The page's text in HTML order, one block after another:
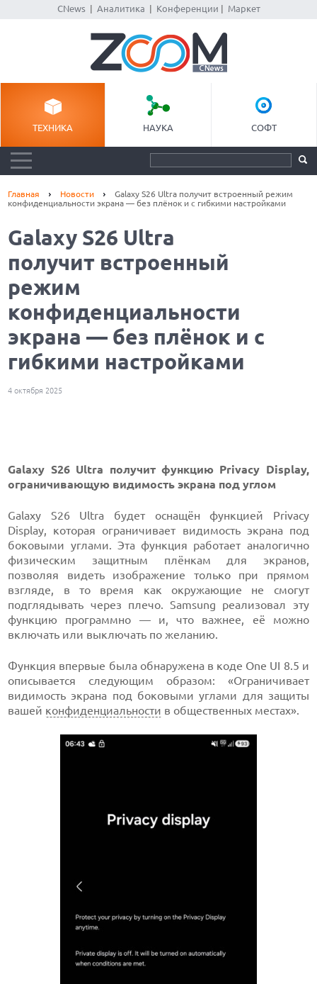
CNews| Аналитика Конференции Маркет
ТЕХНИКА НАУКА СОФТ
Главная Новости
Galaxy S26 Ultra получит встроенный режим
конфиденциальности экрана — без плёнок и с гибкими настройками
Galaxy S26 Ultra
получит встроенный
режим
конфиденциальности
экрана — без плёнок и с
гибкими настройками
4 октября 2025
Galaxy S26 Ultra получит функцию Privacy Display,
ограничивающую видимость экрана под углом
Galaxy S26 Ultra будет оснащён функцией Privacy
Display, которая ограничивает видимость экрана под
боковыми углами. Эта функция работает аналогично
физическим защитным плёнкам для экранов,
позволяя видеть изображение только при прямом
взгляде, в то время как окружающие не смогут
подглядывать через плечо. Samsung реализовал эту
функцию программно — и, что важнее, её можно
включать или выключать по желанию.
Функция впервые была обнаружена в коде One UI 8.5 и
описывается следующим образом: «Ограничивает
видимость экрана под боковыми углами для защиты
вашей конфиденциальности в общественных местах».